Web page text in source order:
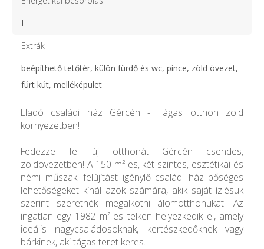
I
Extrák
beépíthető tetőtér, külön fürdő és wc, pince, zöld övezet,
fúrt kút, melléképület
Eladó családi ház Gércén - Tágas otthon zöld
környezetben!
Fedezze fel új otthonát Gércén csendes,
zöldövezetben! A 150 m²-es, két szintes, esztétikai és
némi műszaki felújítást igénylő családi ház bőséges
lehetőségeket kínál azok számára, akik saját ízlésük
szerint szeretnék megalkotni álomotthonukat. Az
ingatlan egy 1982 m²-es telken helyezkedik el, amely
ideális nagycsaládosoknak, kertészkedőknek vagy
bárkinek, aki tágas teret keres.